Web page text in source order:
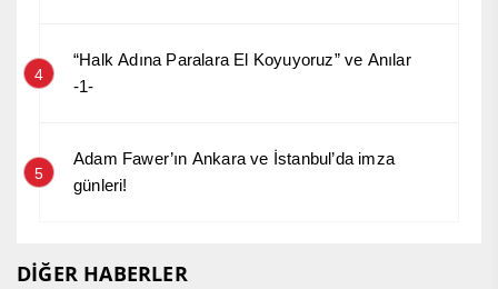
4
“Halk Adına Paralara El Koyuyoruz” ve Anılar
-1-
5
Adam Fawer’ın Ankara ve İstanbul’da imza
günleri!
DİĞER HABERLER